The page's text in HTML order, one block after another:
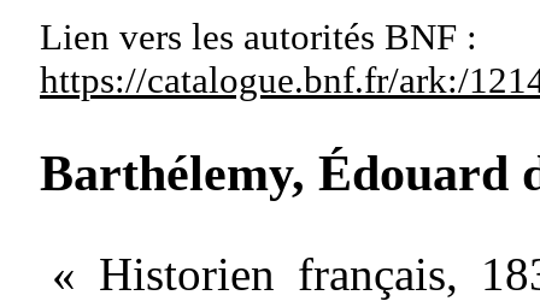
Lien vers les autorités BNF :
https://catalogue.bnf.fr/ark:/
Barthélemy, Édouard
« Historien français,